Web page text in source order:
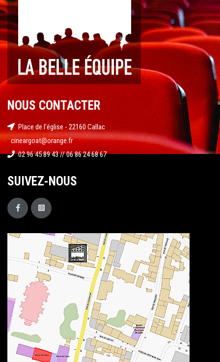
NOUS CONTACTER
Place de l'église - 22160 Callac
cineargoat@orange.fr
02 96 45 89 43 // 06 86 24 68 67
SUIVEZ-NOUS